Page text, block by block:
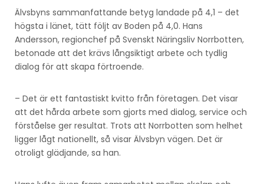
Älvsbyns sammanfattande betyg landade på 4,1 – det
högsta i länet, tätt följt av Boden på 4,0. Hans
Andersson, regionchef på Svenskt Näringsliv Norrbotten,
betonade att det krävs långsiktigt arbete och tydlig
dialog för att skapa förtroende.
– Det är ett fantastiskt kvitto från företagen. Det visar
att det hårda arbete som gjorts med dialog, service och
förståelse ger resultat. Trots att Norrbotten som helhet
ligger lågt nationellt, så visar Älvsbyn vägen. Det är
otroligt glädjande, sa han.